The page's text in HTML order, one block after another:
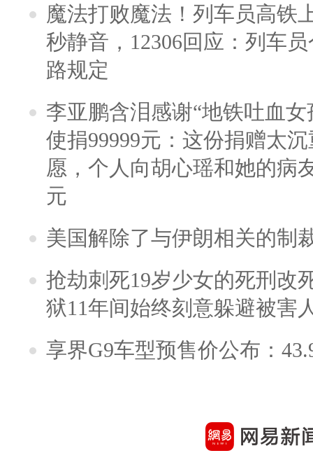
魔法打败魔法！列车员高铁
秒静音，12306回应：列车
路规定
李亚鹏含泪感谢“地铁吐血
使捐99999元：这份捐赠太
愿，个人向胡心瑶和她的病
元
美国解除了与伊朗相关的制
抢劫刺死19岁少女的死刑改
狱11年间始终刻意躲避被害
享界G9车型预售价公布：